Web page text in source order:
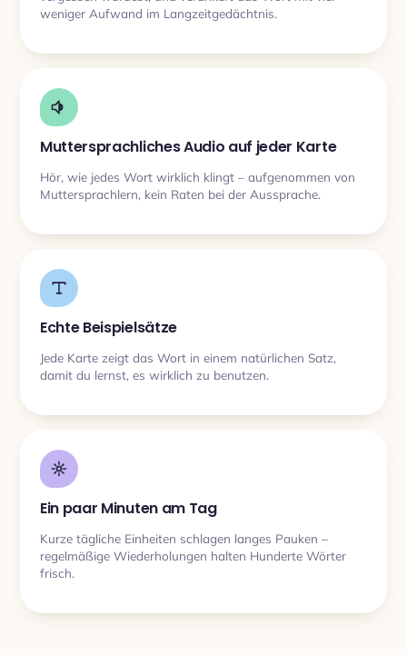
weniger Aufwand im Langzeitgedächtnis.
Muttersprachliches Audio auf jeder Karte
Hör, wie jedes Wort wirklich klingt – aufgenommen von
Muttersprachlern, kein Raten bei der Aussprache.
Echte Beispielsätze
Jede Karte zeigt das Wort in einem natürlichen Satz,
damit du lernst, es wirklich zu benutzen.
Ein paar Minuten am Tag
Kurze tägliche Einheiten schlagen langes Pauken –
regelmäßige Wiederholungen halten Hunderte Wörter
frisch.